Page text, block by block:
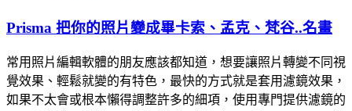
Prisma 把你的照片變成畢卡索、孟克、梵谷..名畫
常用照片編輯軟體的朋友應該都知道，想要讓照片轉變不同視
覺效果、輕鬆就變的有特色，最快的方式就是套用濾鏡效果，
如果不太會或根本懶得調整許多的細項，使用專門提供濾鏡的